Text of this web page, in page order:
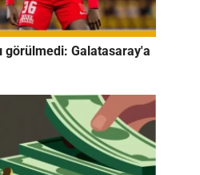
görülmedi: Galatasaray'a